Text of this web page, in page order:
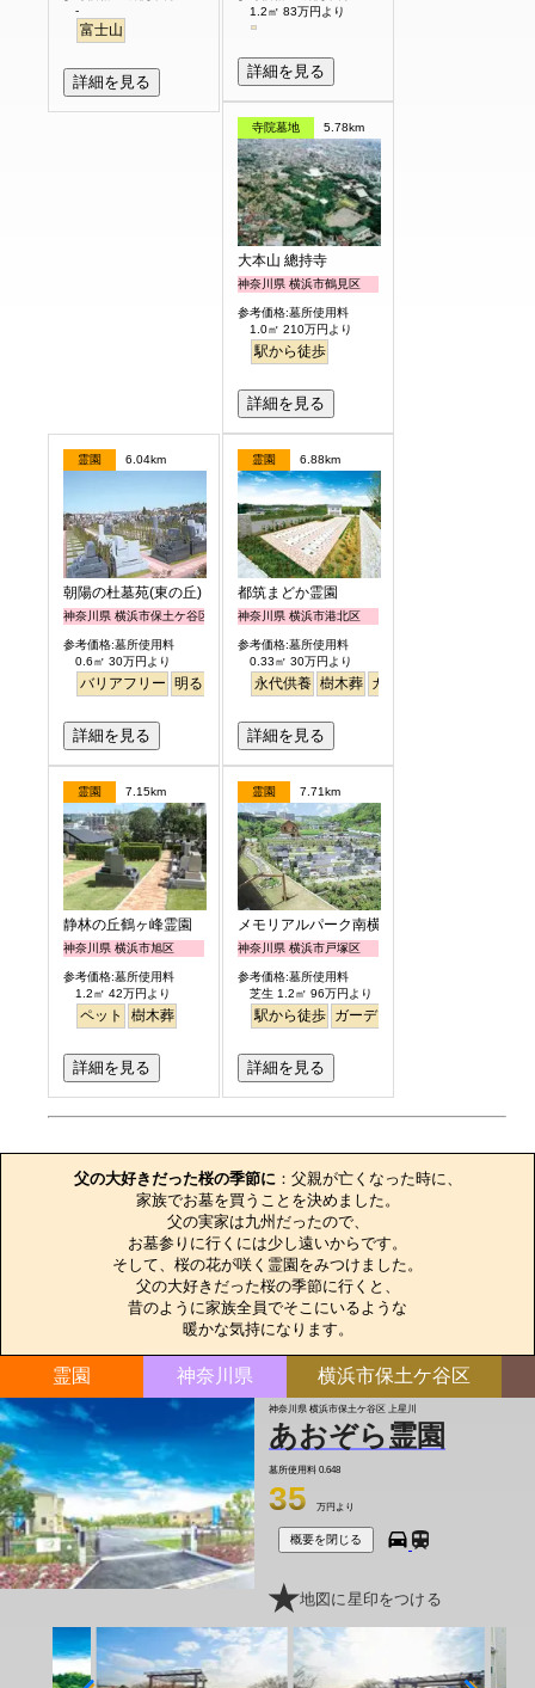
-
富士山
詳細を見る
1.2㎡ 83万円より
詳細を見る
寺院墓地 5.78km
大本山 總持寺
神奈川県 横浜市鶴見区
参考価格:墓所使用料
1.0㎡ 210万円より
駅から徒歩
詳細を見る
霊園 6.04km
朝陽の杜墓苑(東の丘)
神奈川県 横浜市保土ケ谷区
参考価格:墓所使用料
0.6㎡ 30万円より
バリアフリー 明るい
詳細を見る
霊園 6.88km
都筑まどか霊園
神奈川県 横浜市港北区
参考価格:墓所使用料
0.33㎡ 30万円より
永代供養 樹木葬 ガーデニング
詳細を見る
霊園 7.15km
静林の丘鶴ヶ峰霊園
神奈川県 横浜市旭区
参考価格:墓所使用料
1.2㎡ 42万円より
ペット 樹木葬
詳細を見る
霊園 7.71km
メモリアルパーク南横浜
神奈川県 横浜市戸塚区
参考価格:墓所使用料
芝生 1.2㎡ 96万円より
駅から徒歩 ガーデニング
詳細を見る
父の大好きだった桜の季節に ：父親が亡くなった時に、
家族でお墓を買うことを決めました。
父の実家は九州だったので、
お墓参りに行くには少し遠いからです。
そして、桜の花が咲く霊園をみつけました。
父の大好きだった桜の季節に行くと、
昔のように家族全員でそこにいるような
暖かな気持になります。
霊園 神奈川県 横浜市保土ケ谷区
神奈川県 横浜市保土ケ谷区 上星川
あおぞら霊園
墓所使用料 0.648
35 万円より
概要を閉じる
地図に星印をつける